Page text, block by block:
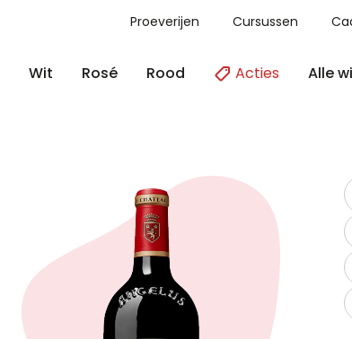
Proeverijen Cursussen
Wit Rosé Rood Acties Alle